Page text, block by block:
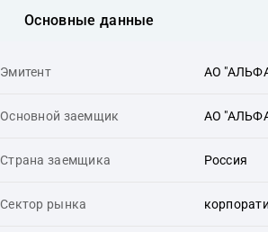
Основные данные
Эмитент АО
Основной заемщик АО
Страна заемщика Россия
Сектор рынка